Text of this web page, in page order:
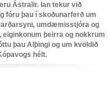
Ástralir. Ian tekur við
fóru þau í skoðunarferð um
umdæmisstjóra og
þeirra og nokkrum
þau Alþingi og um kvöldið
hélt.